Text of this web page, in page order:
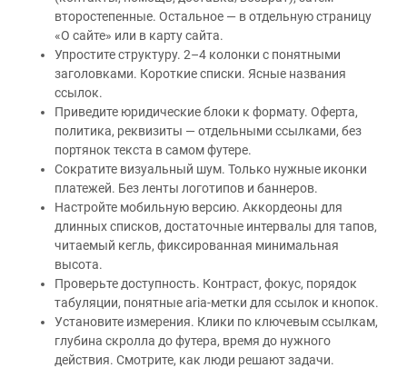
второстепенные. Остальное — в отдельную страницу
«О сайте» или в карту сайта.
Упростите структуру. 2–4 колонки с понятными
заголовками. Короткие списки. Ясные названия
ссылок.
Приведите юридические блоки к формату. Оферта,
политика, реквизиты — отдельными ссылками, без
портянок текста в самом футере.
Сократите визуальный шум. Только нужные иконки
платежей. Без ленты логотипов и баннеров.
Настройте мобильную версию. Аккордеоны для
длинных списков, достаточные интервалы для тапов,
читаемый кегль, фиксированная минимальная
высота.
Проверьте доступность. Контраст, фокус, порядок
табуляции, понятные aria-метки для ссылок и кнопок.
Установите измерения. Клики по ключевым ссылкам,
глубина скролла до футера, время до нужного
действия. Смотрите, как люди решают задачи.